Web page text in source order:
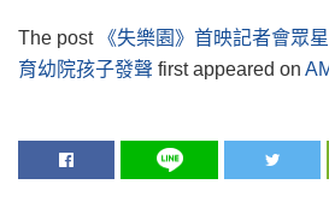
The post
《失樂園》首映記者會眾
育幼院孩子發聲 first appeared on